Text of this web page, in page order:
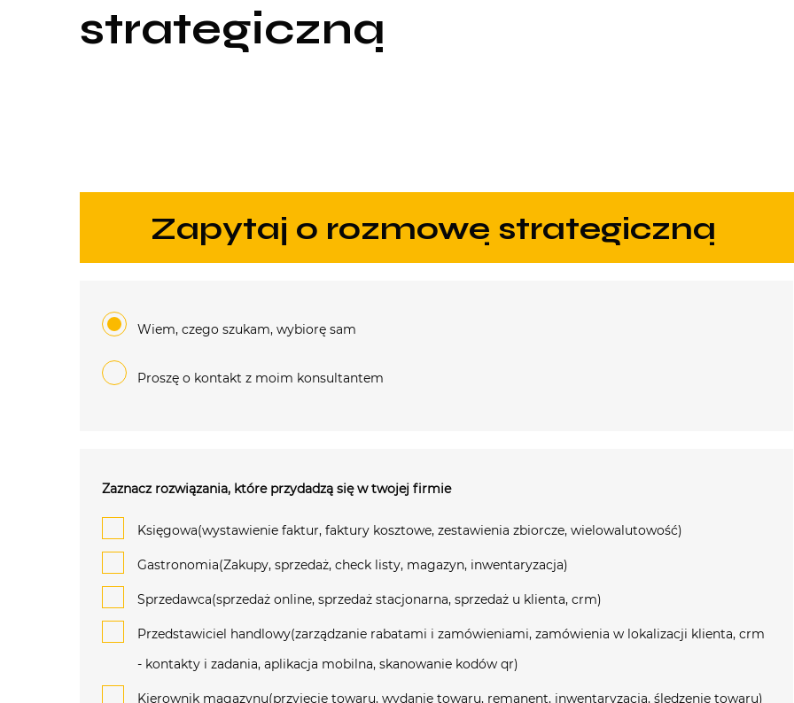
strategiczną
zapytaj o rozmowę strategiczną
Wiem, czego szukam, wybiorę sam
Proszę o kontakt z moim konsultantem
Zaznacz rozwiązania, które przydadzą się w twojej firmie
Księgowa(wystawienie faktur, faktury kosztowe, zestawienia zbiorcze, wielowalutowość)
Gastronomia(Zakupy, sprzedaż, check listy, magazyn, inwentaryzacja)
Sprzedawca(sprzedaż online, sprzedaż stacjonarna, sprzedaż u klienta, crm)
Przedstawiciel handlowy(zarządzanie rabatami i zamówieniami, zamówienia w lokalizacji klienta, crm
- kontakty i zadania, aplikacja mobilna, skanowanie kodów qr)
Kierownik magazynu(przyjęcie towaru, wydanie towaru, remanent, inwentaryzacja, śledzenie towaru)